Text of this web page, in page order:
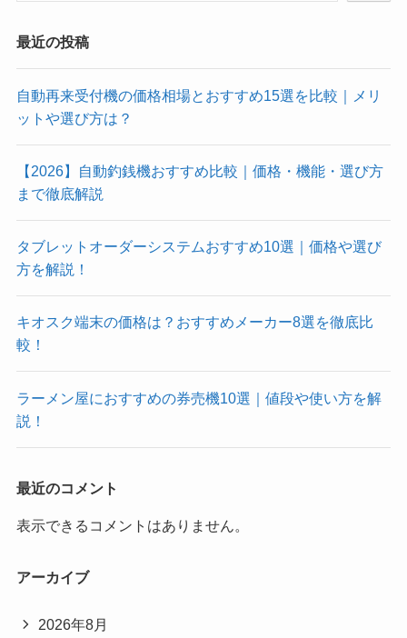
最近の投稿
自動再来受付機の価格相場とおすすめ15選を比較｜メリ
ットや選び方は？
【2026】自動釣銭機おすすめ比較｜価格・機能・選び方
まで徹底解説
タブレットオーダーシステムおすすめ10選｜価格や選び
方を解説！
キオスク端末の価格は？おすすめメーカー8選を徹底比
較！
ラーメン屋におすすめの券売機10選｜値段や使い方を解
説！
最近のコメント
表示できるコメントはありません。
アーカイブ
2026年8月